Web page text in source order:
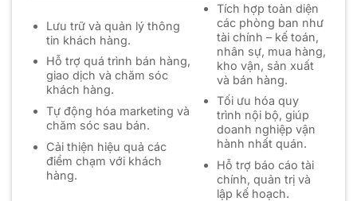
Lưu trữ và quản lý thông
tin khách hàng.
Hỗ trợ quá trình bán hàng,
giao dịch và chăm sóc
khách hàng.
Tự động hóa marketing và
chăm sóc sau bán.
Cải thiện hiệu quả các
điểm chạm với khách
hàng.
Tích hợp toàn diện
các phòng ban như
tài chính – kế toán,
nhân sự, mua hàng,
kho vận, sản xuất
và bán hàng.
Tối ưu hóa quy
trình nội bộ, giúp
doanh nghiệp vận
hành nhất quán.
Hỗ trợ báo cáo tài
chính, quản trị và
lập kế hoạch.